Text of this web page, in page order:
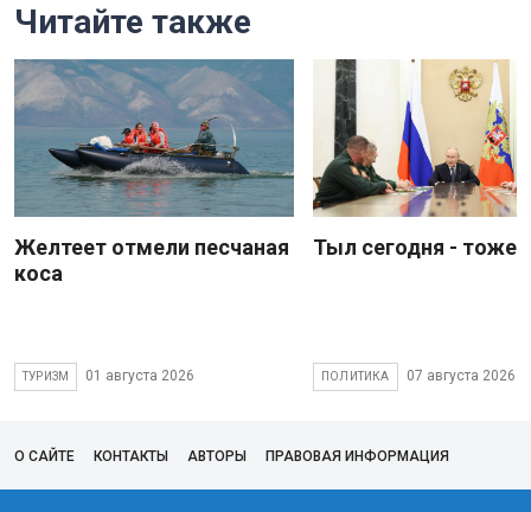
Читайте также
Желтеет отмели песчаная
коса
ТУРИЗМ 01 августа 2026
Тыл сегодня - тоже
ПОЛИТИКА 07 августа 2026
О САЙТЕ КОНТАКТЫ АВТОРЫ ПРАВОВАЯ ИНФОРМАЦИЯ